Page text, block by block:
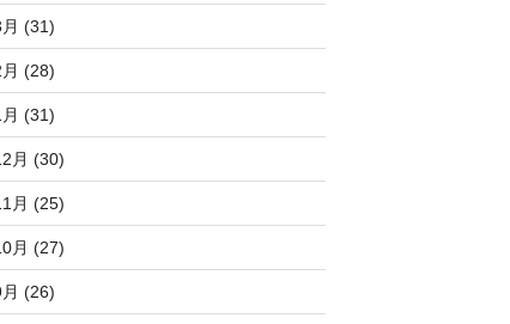
(31)
(28)
(31)
月 (30)
月 (25)
月 (27)
(26)